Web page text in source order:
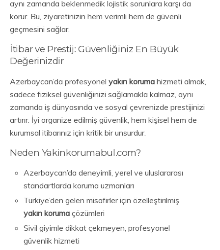
aynı zamanda beklenmedik lojistik sorunlara karşı da
korur. Bu, ziyaretinizin hem verimli hem de güvenli
geçmesini sağlar.
İtibar ve Prestij: Güvenliğiniz En Büyük
Değerinizdir
Azerbaycan’da profesyonel yakın koruma hizmeti almak,
sadece fiziksel güvenliğinizi sağlamakla kalmaz, aynı
zamanda iş dünyasında ve sosyal çevrenizde prestijinizi
artırır. İyi organize edilmiş güvenlik, hem kişisel hem de
kurumsal itibarınız için kritik bir unsurdur.
Neden Yakinkorumabul.com?
Azerbaycan’da deneyimli, yerel ve uluslararası
standartlarda koruma uzmanları
Türkiye’den gelen misafirler için özelleştirilmiş
yakın koruma çözümleri
Sivil giyimle dikkat çekmeyen, profesyonel
güvenlik hizmeti